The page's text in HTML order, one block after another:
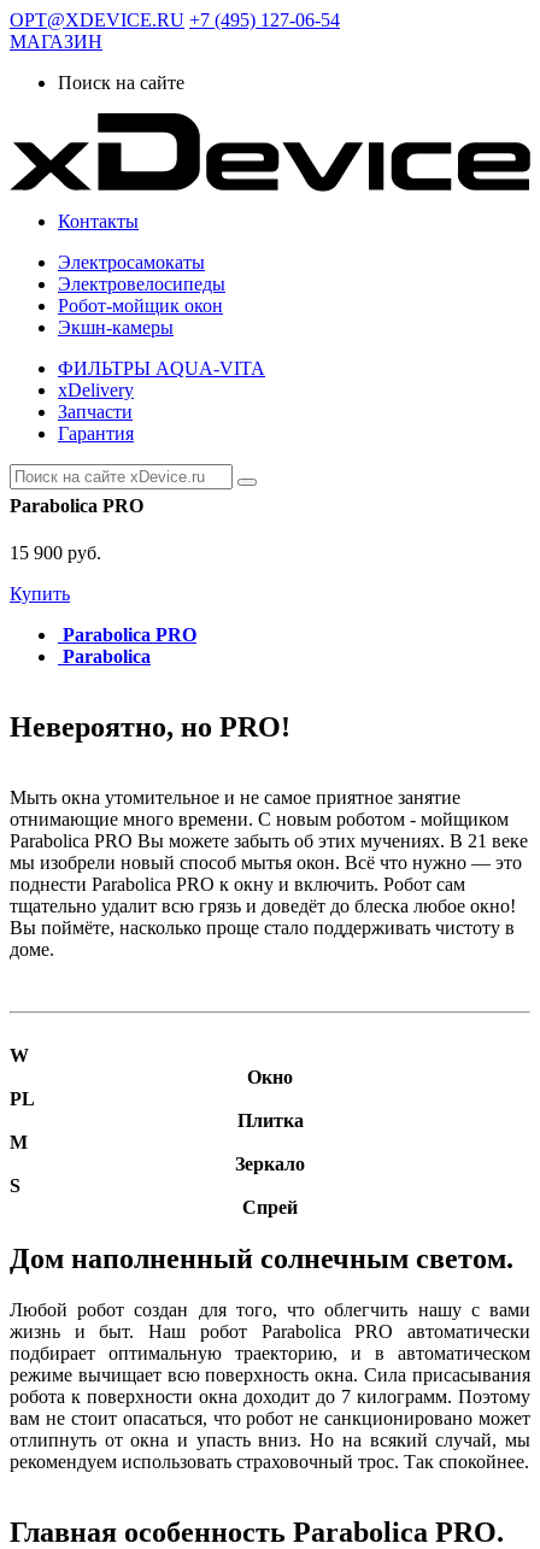
OPT@XDEVICE.RU +7 (495) 127-06-54
МАГАЗИН
Поиск на сайте
Контакты
Электросамокаты
Электровелосипеды
Робот-мойщик окон
Экшн-камеры
ФИЛЬТРЫ AQUA-VITA
xDelivery
Запчасти
Гарантия
Parabolica PRO
15 900 руб.
Купить
Parabolica PRO
Parabolica
Невероятно, но PRO!
Мыть окна утомительное и не самое приятное занятие
отнимающие много времени. С новым роботом - мойщиком
Parabolica PRO Вы можете забыть об этих мучениях. В 21 веке
мы изобрели новый способ мытья окон. Всё что нужно — это
поднести Parabolica PRO к окну и включить. Робот сам
тщательно удалит всю грязь и доведёт до блеска любое окно!
Вы поймёте, насколько проще стало поддерживать чистоту в
доме.
W
Окно
PL
Плитка
М
Зеркало
S
Спрей
Дом наполненный солнечным светом.
Любой робот создан для того, что облегчить нашу с вами
жизнь и быт. Наш робот Parabolica PRO автоматически
подбирает оптимальную траекторию, и в автоматическом
режиме вычищает всю поверхность окна. Сила присасывания
робота к поверхности окна доходит до 7 килограмм. Поэтому
вам не стоит опасаться, что робот не санкционировано может
отлипнуть от окна и упасть вниз. Но на всякий случай, мы
рекомендуем использовать страховочный трос. Так спокойнее.
Главная особенность Parabolica PRO.